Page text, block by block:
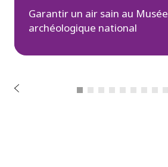
Garantir un air sain au Musée
archéologique national
P
r
é